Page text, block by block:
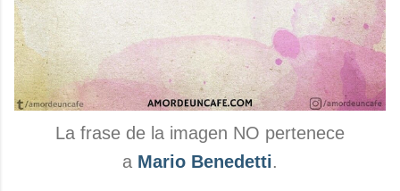
La frase de la imagen NO pertenece
a Mario Benedetti.